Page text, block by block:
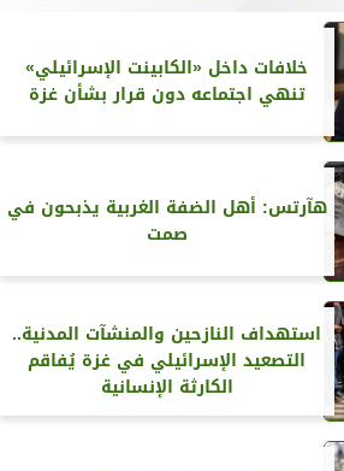
خلافات داخل «الكابينت الإسرائيلي»
تنهي اجتماعه دون قرار بشأن غزة
هآرتس: أهل الضفة الغربية يذبحون في
صمت
استهداف النازحين والمنشآت المدنية..
التصعيد الإسرائيلي في غزة يُفاقم
الكارثة الإنسانية